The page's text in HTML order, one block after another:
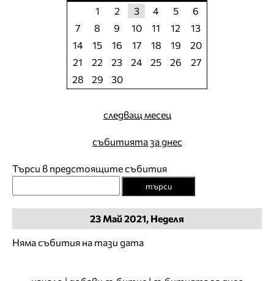
1
2 3 4 5
6
7
8 9 10 11 12
13
14
15 16 17 18 19
20
21
22 23 24 25 26
27
28
29 30
следващ месец
събитията за днес
Търси в предстоящите събития
търси
23 Май2021, Неделя
Няма събития на тази дата